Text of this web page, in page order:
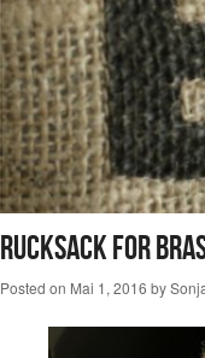
Rucksack for
Posted on Mai 1, 2016 by